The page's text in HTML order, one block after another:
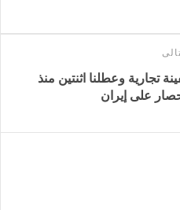
أعدنا توجيه 55 سفينة تجارية وعطلنا اثنتين منذ
على إيران